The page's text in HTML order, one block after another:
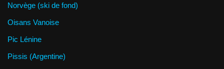
Norvège (ski de fond)
Oisans Vanoise
Pic Lénine
Pissis (Argentine)